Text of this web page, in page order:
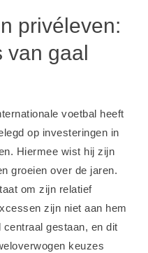
privéleven:
van gaal
voetbal heeft
op investeringen in
Hiermee wist hij zijn
groeien over de jaren.
om zijn relatief
zijn niet aan hem
gestaan, en dit
keuzes